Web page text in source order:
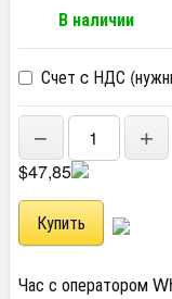
В наличии
Счет c НДС
− +
$47,85
Час с оператором